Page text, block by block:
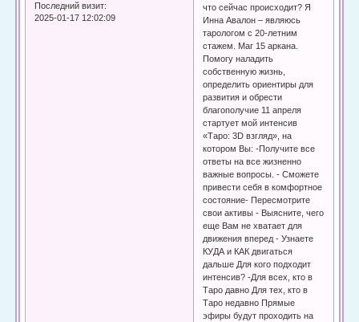
Последний визит:
2025-01-17 12:02:09
что сейчас происходит? Я
Инна Авалон – являюсь
тарологом с 20-летним
стажем. Маг 15 аркана.
Помогу наладить
собственную жизнь,
определить ориентиры для
развития и обрести
благополучие 11 апреля
стартует мой интенсив
«Таро: 3D взгляд», на
котором Вы: -Получите все
ответы на все жизненно
важные вопросы. - Сможете
привести себя в комфортное
состояние- Пересмотрите
свои активы - Выясните, чего
еще Вам не хватает для
движения вперед - Узнаете
КУДА и КАК двигаться
дальше Для кого подходит
интенсив? -Для всех, кто в
Таро давно Для тех, кто в
Таро недавно Прямые
эфиры будут проходить на